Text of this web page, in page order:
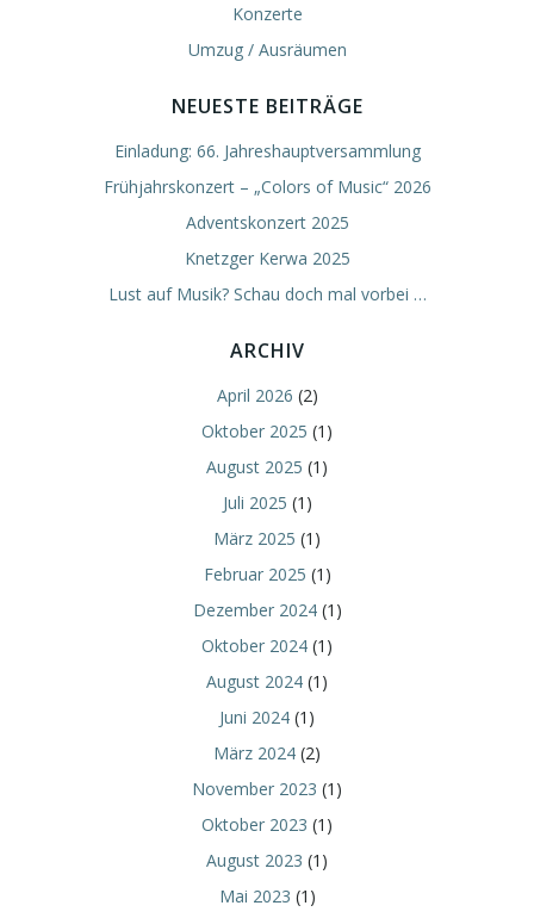
Konzerte
Umzug / Ausräumen
NEUESTE BEITRÄGE
Einladung: 66. Jahreshauptversammlung
Frühjahrskonzert – „Colors of Music“ 2026
Adventskonzert 2025
Knetzger Kerwa 2025
Lust auf Musik? Schau doch mal vorbei …
ARCHIV
April 2026 (2)
Oktober 2025 (1)
August 2025 (1)
Juli 2025 (1)
März 2025 (1)
Februar 2025 (1)
Dezember 2024(1)
Oktober 2024 (1)
August 2024 (1)
Juni 2024 (1)
März 2024 (2)
November 2023 (1)
Oktober 2023 (1)
August 2023 (1)
Mai 2023 (1)